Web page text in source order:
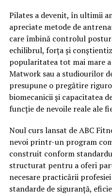
Pilates a devenit, în ultimii
apreciate metode de
care îmbină controlul
echilibrul, forța și
popularitatea tot mai mare
Matwork sau a studiourilor
presupune o pregătire
biomecanicii și capacitatea
funcție de nevoile reale ale
Noul curs lansat de ABC
nevoi printr-un program
construit conform
structurat pentru a oferi
necesare practicării
standarde de siguranță,